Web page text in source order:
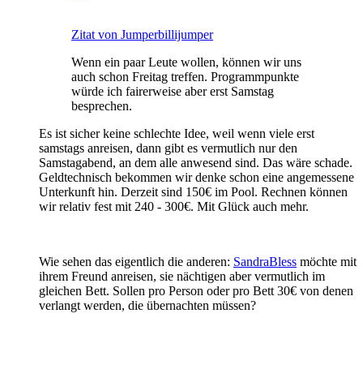
Zitat von Jumperbillijumper
Wenn ein paar Leute wollen, können wir uns
auch schon Freitag treffen. Programmpunkte
würde ich fairerweise aber erst Samstag
besprechen.
Es ist sicher keine schlechte Idee, weil wenn viele erst
samstags anreisen, dann gibt es vermutlich nur den
Samstagabend, an dem alle anwesend sind. Das wäre schade.
Geldtechnisch bekommen wir denke schon eine angemessene
Unterkunft hin. Derzeit sind 150€ im Pool. Rechnen können
wir relativ fest mit 240 - 300€. Mit Glück auch mehr.
Wie sehen das eigentlich die anderen: SandraBless möchte mit
ihrem Freund anreisen, sie nächtigen aber vermutlich im
gleichen Bett. Sollen pro Person oder pro Bett 30€ von denen
verlangt werden, die übernachten müssen?